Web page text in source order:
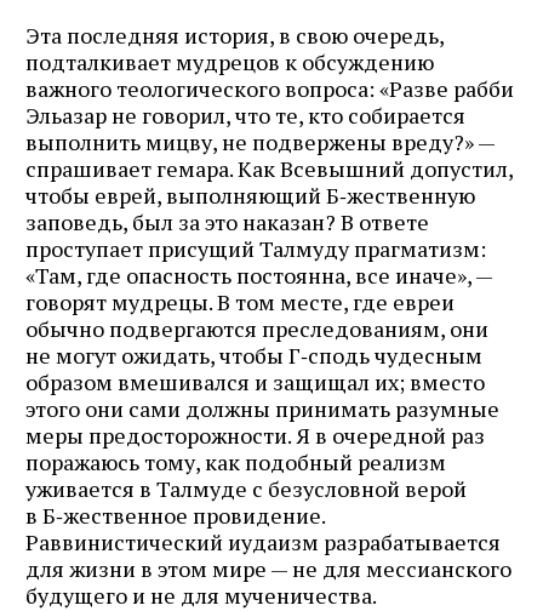
Эта последняя история, в свою очередь,
подталкивает мудрецов к обсуждению
важного теологического вопроса: «Разве рабби
Эльазар не говорил, что те, кто собирается
выполнить мицву, не подвержены вреду?» —
спрашивает гемара. Как Всевышний допустил,
чтобы еврей, выполняющий Б‑жественную
заповедь, был за это наказан? В ответе
проступает присущий Талмуду прагматизм:
«Там, где опасность постоянна, все иначе», —
говорят мудрецы. В том месте, где евреи
обычно подвергаются преследованиям, они
не могут ожидать, чтобы Г‑сподь чудесным
образом вмешивался и защищал их; вместо
этого они сами должны принимать разумные
меры предосторожности. Я в очередной раз
поражаюсь тому, как подобный реализм
уживается в Талмуде с безусловной верой
в Б‑жественное провидение.
Раввинистический иудаизм разрабатывается
для жизни в этом мире — не для мессианского
будущего и не для мученичества.